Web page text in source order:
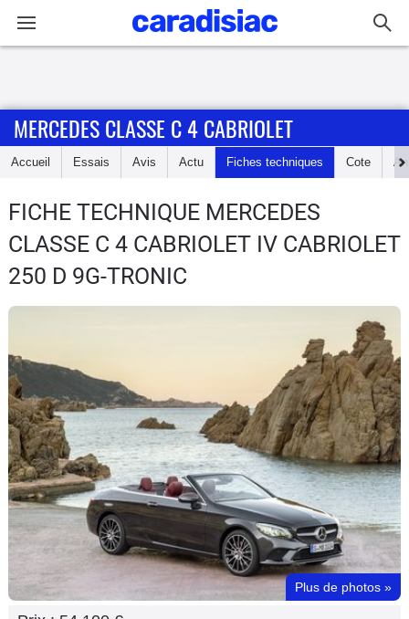
Accueil
Essais
Guide
d'achat
Utilitaires
Flottes
Auto
Services
Forum
Moto
MERCEDES CLASSE C 4 CABRIOLET
Accueil Essais Avis Actu Fiches techniques Cote
FICHE TECHNIQUE MERCEDES
CLASSE C 4 CABRIOLET IV CABRIOLET
250 D 9G-TRONIC
Plus de photos »